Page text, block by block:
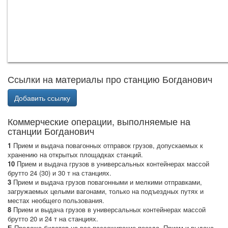
Ссылки на материалы про станцию Богданович
Добавить ссылку
Коммерческие операции, выполняемые на
станции Богданович
1 Прием и выдача повагонных отправок грузов, допускаемых к
хранению на открытых площадках станций.
10 Прием и выдача грузов в универсальных контейнерах массой
брутто 24 (30) и 30 т на станциях.
3 Прием и выдача грузов повагонными и мелкими отправками,
загружаемых целыми вагонами, только на подъездных путях и
местах необщего пользования.
8 Прием и выдача грузов в универсальных контейнерах массой
брутто 20 и 24 т на станциях.